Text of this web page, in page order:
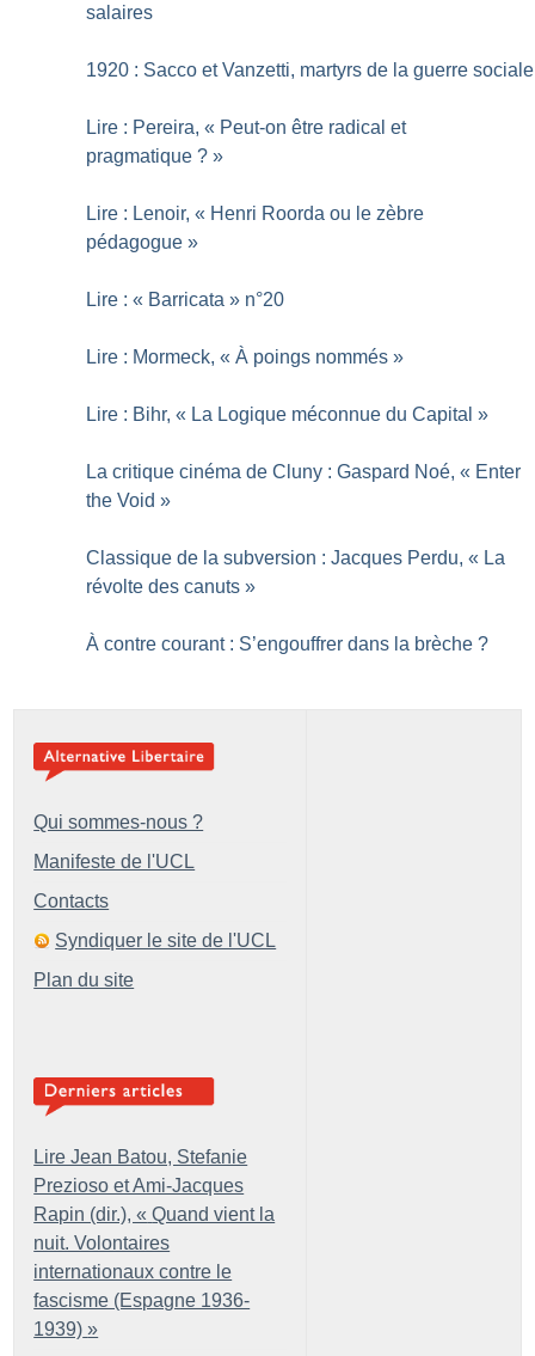
salaires
1920 : Sacco et Vanzetti, martyrs de la guerre sociale
Lire : Pereira, « Peut-on être radical et
pragmatique ? »
Lire : Lenoir, « Henri Roorda ou le zèbre
pédagogue »
Lire : « Barricata » n°20
Lire : Mormeck, « À poings nommés »
Lire : Bihr, « La Logique méconnue du Capital »
La critique cinéma de Cluny : Gaspard Noé, « Enter
the Void »
Classique de la subversion : Jacques Perdu, « La
révolte des canuts »
À contre courant : S’engouffrer dans la brèche ?
Qui sommes-nous ?
Manifeste de l'UCL
Contacts
Syndiquer le site de l'UCL
Plan du site
Lire Jean Batou, Stefanie
Prezioso et Ami-Jacques
Rapin (dir.), « Quand vient la
nuit. Volontaires
internationaux contre le
fascisme (Espagne 1936-
1939) »